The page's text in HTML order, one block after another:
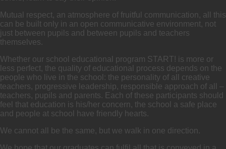
Mutual respect, an atmosphere of fruitful communication, all this
can be built only in an open communicative environment, not
just between pupils and between pupils and teachers
themselves.
Whether our school educational program START! is more or
less perfect, the quality of educational process depends on the
people who live in the school: the personality of all creative
teachers, progressive leadership, responsible approach of all –
teachers, pupils and parents. Each of these participants should
feel that education is his/her concern, the school a safe place
and people at school have friendly hearts.
We cannot all be the same, but we walk in one direction.